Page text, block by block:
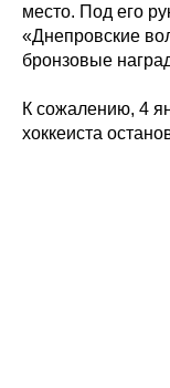
место. Под его
«Днепровские
бронзовые
К сожалению, 4
хоккеиста
Магазин
Акции для
болельщиков